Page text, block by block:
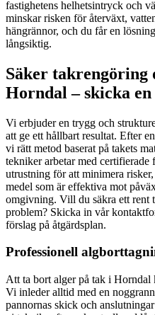
fastighetens helhetsintryck och
minskar risken för återväxt,
hängrännor, och du får en
långsiktig.
Säker takrengöring
Horndal – skicka
Vi erbjuder en trygg och
att ge ett hållbart resultat. Efter
vi rätt metod baserat på takets
tekniker arbetar med
utrustning för att minimera
medel som är effektiva mot
omgivning. Vill du säkra ett rent
problem? Skicka in vår
förslag på åtgärdsplan.
Professionell
Att ta bort alger på tak i Horndal
Vi inleder alltid med en
pannornas skick och